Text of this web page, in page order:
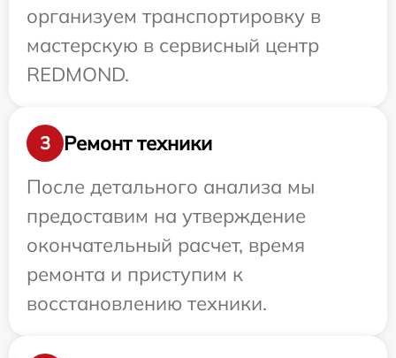
организуем транспортировку в
мастерскую в сервисный центр
REDMOND.
3
Ремонт техники
После детального анализа мы
предоставим на утверждение
окончательный расчет, время
ремонта и приступим к
восстановлению техники.